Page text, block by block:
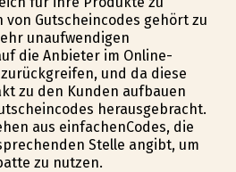
von Gutscheincodes gehört zu
unaufwendigen
die Anbieter im Online-
und da diese
zu den Kunden aufbauen
herausgebracht.
aus einfachenCodes, die
Stelle angibt, um
zu nutzen.